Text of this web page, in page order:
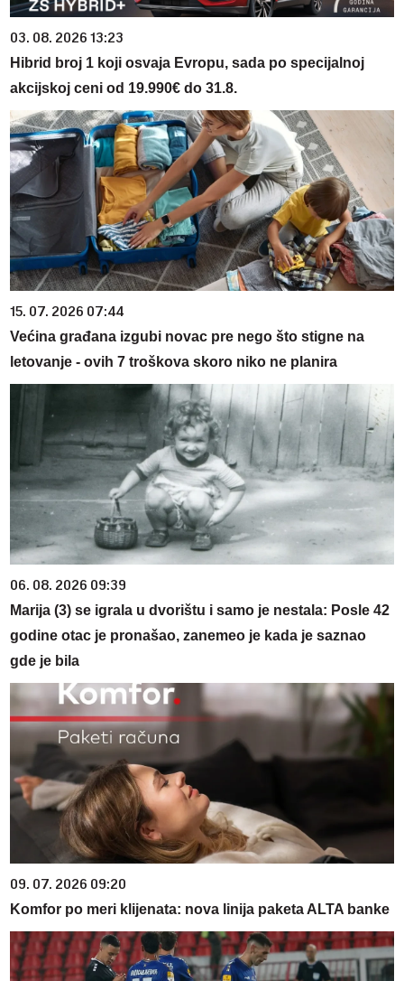
03. 08. 2026 13:23
Hibrid broj 1 koji osvaja Evropu, sada po specijalnoj
akcijskoj ceni od 19.990€ do 31.8.
15. 07. 2026 07:44
Većina građana izgubi novac pre nego što stigne na
letovanje - ovih 7 troškova skoro niko ne planira
06. 08. 2026 09:39
Marija (3) se igrala u dvorištu i samo je nestala: Posle 42
godine otac je pronašao, zanemeo je kada je saznao
gde je bila
09. 07. 2026 09:20
Komfor po meri klijenata: nova linija paketa ALTA banke